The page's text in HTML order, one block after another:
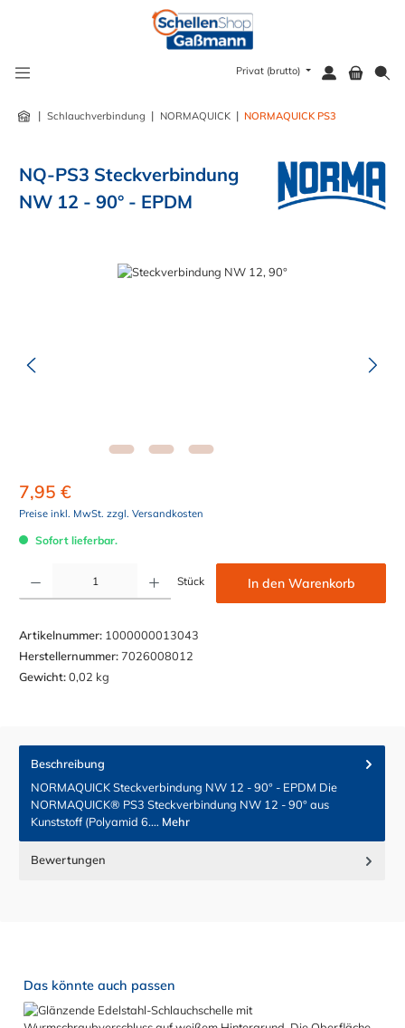
Privat (brutto)
| Schlauchverbindung | NORMAQUICK | NORMAQUICK PS3
NQ-PS3 Steckverbindung
NW 12 - 90° - EPDM
Bildergalerie überspringen
7,95 €
Preise inkl. MwSt. zzgl. Versandkosten
Sofort lieferbar.
Stück In den Warenkorb
Artikelnummer: 1000000013043
Herstellernummer:7026008012
Gewicht:0,02 kg
Beschreibung
NORMAQUICK Steckverbindung NW 12 - 90° - EPDM Die
NORMAQUICK® PS3 Steckverbindung NW 12 - 90° aus
Kunststoff (Polyamid 6.… Mehr
Bewertungen
Produktgalerie überspringen
Das könnte auch passen